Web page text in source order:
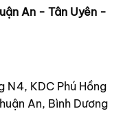
An - Tân Uyên -
KDC Phú Hồng
An, Bình Dương